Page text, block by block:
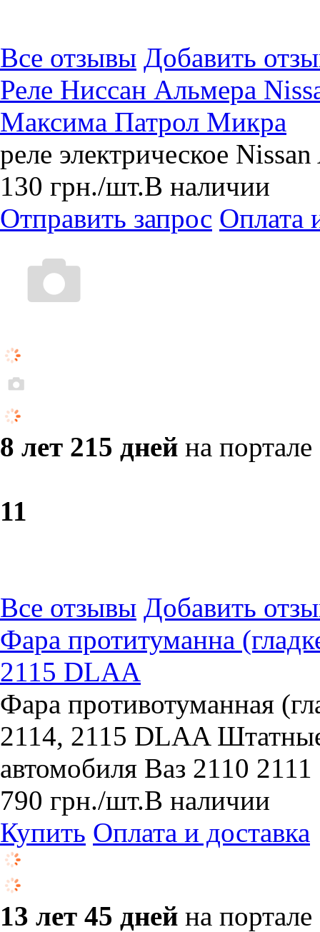
Все отзывы Добавить
Реле Ниссан Альмера
Максима Патрол Микра
реле электрическое
130 грн./шт.В наличии
Отправить запрос Оплата
8 лет 215 дней на портале
11
Все отзывы Добавить
Фара протитуманна
2115 DLAA
Фара противотуманная
2114, 2115 DLAA
автомобиля Ваз 2110
790 грн./шт.В наличии
Купить Оплата и доставка
13 лет 45 дней на портале